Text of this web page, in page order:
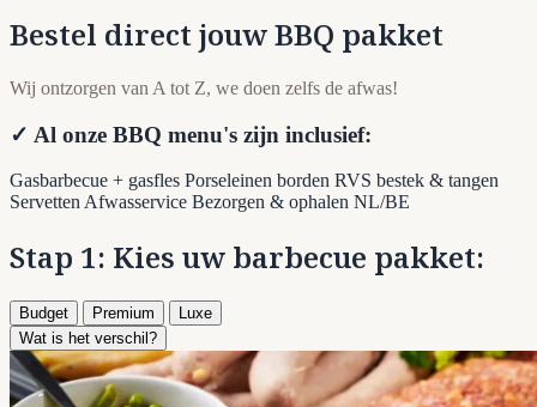
Bestel direct jouw BBQ pakket
Wij ontzorgen van A tot Z, we doen zelfs de afwas!
✓ Al onze BBQ menu's zijn inclusief:
Gasbarbecue + gasfles Porseleinen borden RVS bestek & tangen
ServettenAfwasservice Bezorgen & ophalen NL/BE
Stap 1: Kies uw barbecue pakket:
Budget Premium
Luxe
Wat is het verschil?